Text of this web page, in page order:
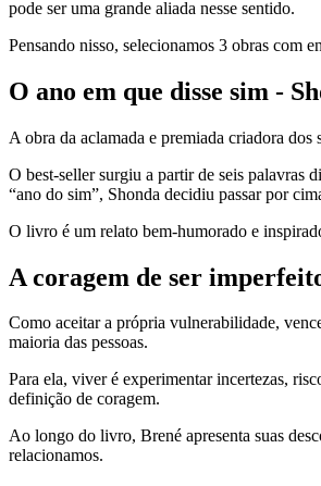
pode ser uma grande aliada nesse sentido.
Pensando nisso, selecionamos 3 obras com
O ano em que disse sim -
A obra da aclamada e premiada criadora dos
O best-seller surgiu a partir de seis palavras
“ano do sim”, Shonda decidiu passar por
O livro é um relato bem-humorado e
A coragem de ser
Como aceitar a própria vulnerabilidade,
maioria das pessoas.
Para ela, viver é experimentar incertezas,
definição de coragem.
Ao longo do livro, Brené apresenta suas
relacionamos.